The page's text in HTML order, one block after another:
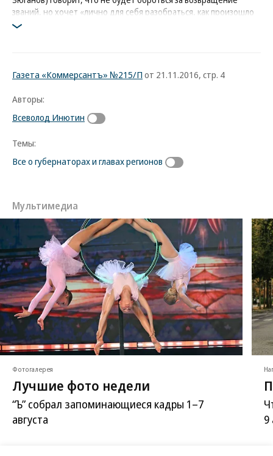
званий, но хочет «лично для себя разобраться, как произошло
лишение»
Газета «Коммерсантъ» №215/П от 21.11.2016, стр. 4
Авторы:
Всеволод Инютин
Темы:
Все о губернаторах и главах регионов
Мультимедиа
Фотогалерея
Лучшие фото недели
“Ъ” собрал запоминающиеся кадры 1–7
августа
9